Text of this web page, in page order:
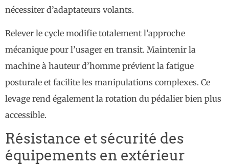
nécessiter d’adaptateurs volants.
Relever le cycle modifie totalement l’approche
mécanique pour l’usager en transit. Maintenir la
machine à hauteur d’homme prévient la fatigue
posturale et facilite les manipulations complexes. Ce
levage rend également la rotation du pédalier bien plus
accessible.
Résistance et sécurité des
équipements en extérieur